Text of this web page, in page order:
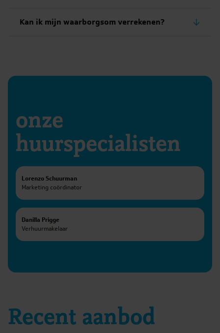
Kan ik mijn waarborgsom verrekenen?
onze
huurspecialisten
LinkedIn
E-mail
Lorenzo Schuurman
Marketing coördinator
Meer informatie
Beverwijk
LinkedIn
E-mail
Danilla Prigge
Verhuurmakelaar
Recent aanbod